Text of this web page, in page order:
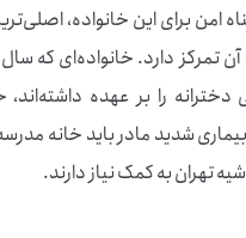
پیدا کردن
بیماری شدید مادر باید خانه